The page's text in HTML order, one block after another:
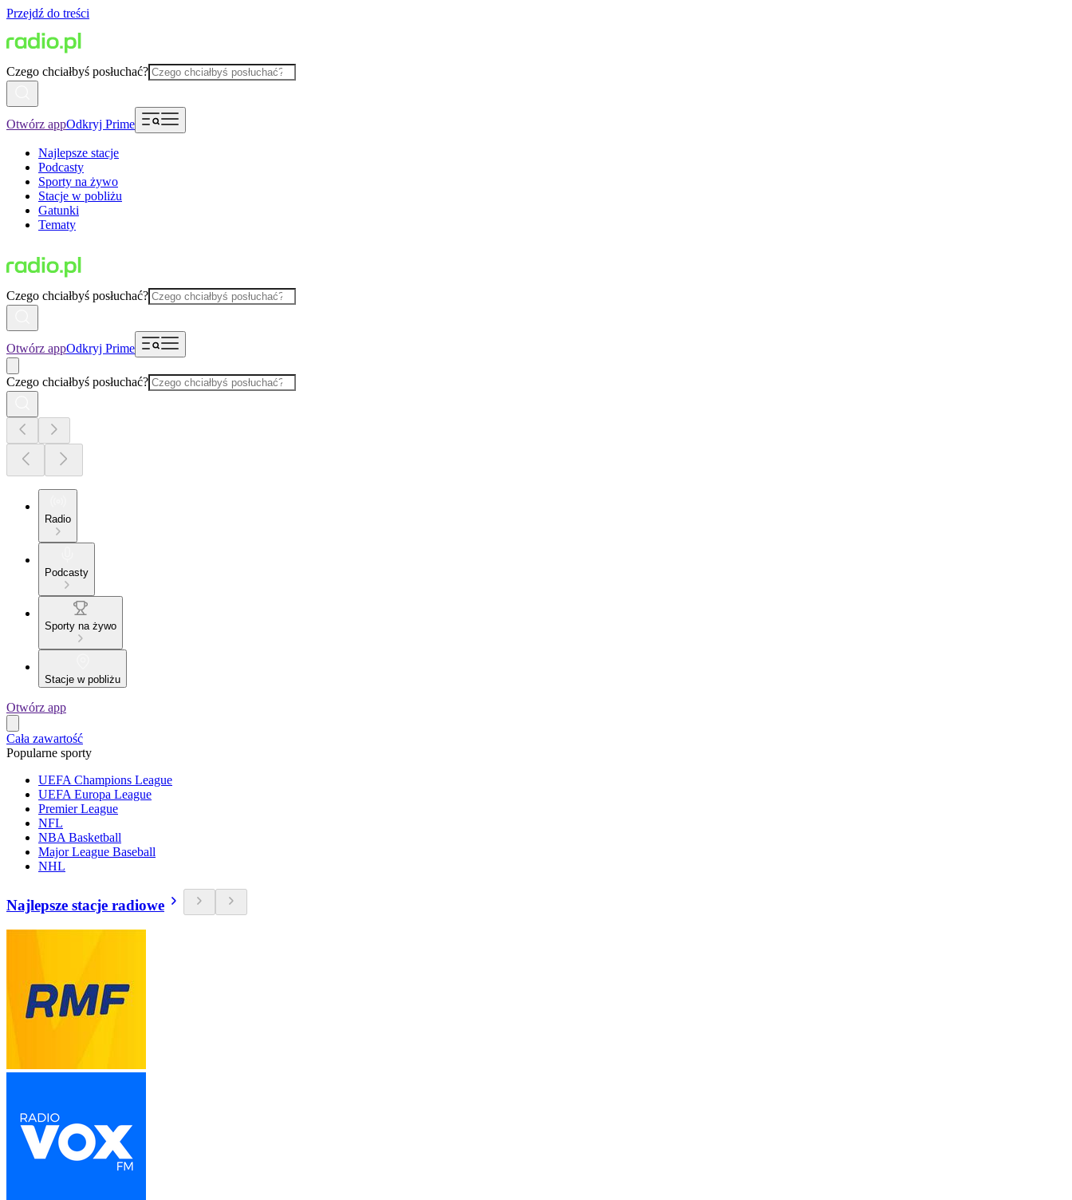
Przejdź do treści
Czego chciałbyś posłuchać?
Otwórz appOdkryj Prime
Najlepsze stacje
Podcasty
Sporty na żywo
Stacje w pobliżu
Gatunki
Tematy
Czego chciałbyś posłuchać?
Otwórz appOdkryj Prime
Czego chciałbyś posłuchać?
Radio
Podcasty
Sporty na żywo
Stacje w pobliżu
Otwórz app
Cała zawartość
Popularne sporty
UEFA Champions League
UEFA Europa League
Premier League
NFL
NBA Basketball
Major League Baseball
NHL
Najlepsze stacje radiowe